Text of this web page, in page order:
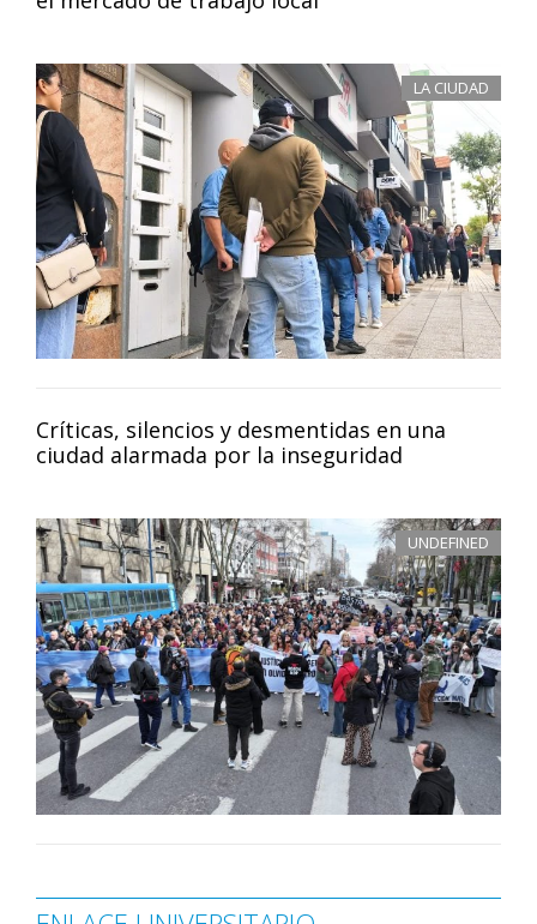
LA CIUDAD
Críticas, silencios y desmentidas en una
ciudad alarmada por la inseguridad
UNDEFINED